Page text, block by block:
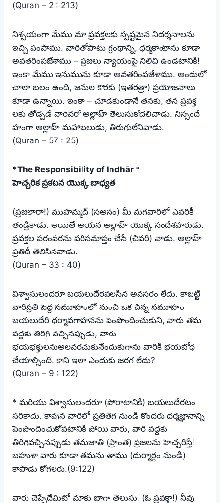
(Quran – 2 : 213)
నిశ్చయంగా మేము మా ప్రవక్తలకు స్పష్టమైన నిదర్శనాలను
ఇచ్చి పంపాము. వారితోపాటు గ్రంథాన్ని, ధర్మకాఁటాను కూడా
అవతరింపజేశాము – ప్రజలు న్యాయంపై నిలిచి ఉండటానికి!
ఇంకా మేము ఇనుమును కూడా అవతరింపజేశాము. అందులో
చాలా బలం ఉంది, జనుల కొరకు (ఇతరత్రా) ప్రయోజనాలు
కూడా ఉన్నాయి. ఇంకా – చూడకుండానే తనకు, తన ప్రవక్త
లకు తోడ్పడే వారెవరో అల్లాహ్‌ తెలుసుకోదలిచాడు. నిస్సందే
హంగా అల్లాహ్‌ మహాబలుడు, తిరుగులేనివాడు.
(Quran – 57 : 25)
*The Responsibility of Indhār *
హెచ్చరిక ప్రకటన యొక్క బాధ్యత
(ప్రజలారా!) ముహమ్మద్‌ (సఅసం) మీ మగవారిలో ఎవరికీ
తండ్రికాడు. అయితే ఆయన అల్లాహ్‌ యొక్క సందేశహరుడు.
ప్రవక్తల పరంపరను పరిసమాప్తం చేసే (చివరి) వాడు. అల్లాహ్‌
ప్రతిదీ తెలిసినవాడు.
(Quran – 33 : 40)
విశ్వాసులందరూ బయలుదేరవలసిన అవసరం లేదు. కాబట్టి
వారిప్రతి పెద్ద సమూహంలో నుంచి ఒక చిన్న సమూహం
బయలుదేరి ధర్మావగాహనను పెంపొందించుకుని, వారు తమ
వద్దకు తిరిగి వచ్చినప్పుడు, వారు
భయభక్తులనుఅలవరచుకునేందుకుగాను వారికి భయబోధ
చేయాల్సింది. కాని ఇలా ఎందుకు జరగ లేదు?
(Quran – 9 : 122)
* మరియు విశ్వాసులందరూ (పోరాటానికి) బయలుదేరటం
సరికాదు. కావున వారిలో ప్రతితెగ నుండి కొందరు ధర్మజ్ఞానాన్ని
పెంపొందించుకోవటానికి పోయి వారు, వారి వద్దకు
తిరిగివచ్చినప్పుడు తమజాతి (ప్రాంత) ప్రజలను హెచ్చరిస్తే!
బహుశా వారు కూడా తమను తాము (దుర్మార్గం నుండి)
కాపాడు కోగలరు.(9:122)
వారు చెప్పేదేమిటో మాకు బాగా తెలుసు. (ఓ ప్రవక్తా!) నీవు